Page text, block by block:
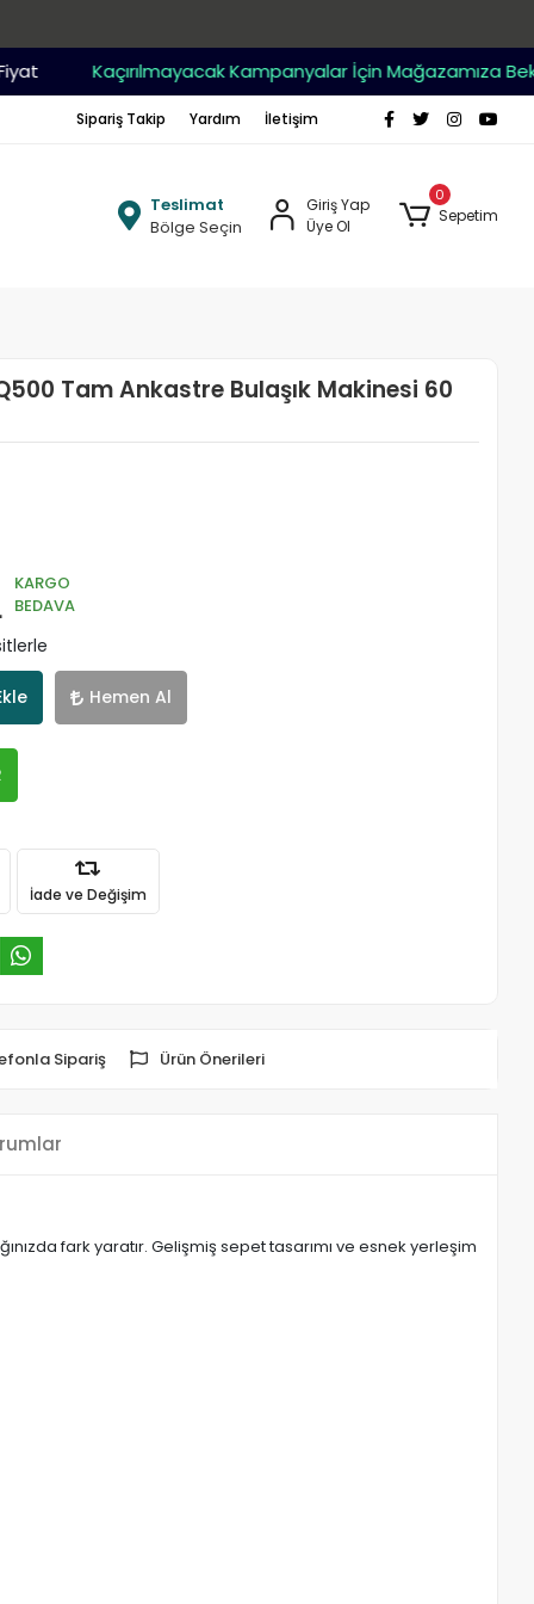
Kaçırılmayacak Kampanyalar İçin Mağazamıza
Sipariş Takip Yardım İletişim
Teslimat
Bölge Seçin
Giriş Yap
Üye Ol
0
Sepetim
Tam Ankastre Bulaşık Makinesi 60
KARGO
BEDAVA
Hemen Al
İade ve Değişim
Sipariş Ürün Önerileri
fark yaratır. Gelişmiş sepet tasarımı ve esnek yerleşim